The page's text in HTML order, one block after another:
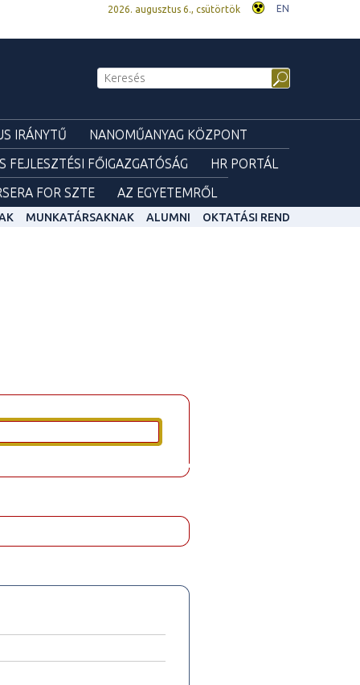
2026. augusztus 6., csütörtök EN
IRÁNYTŰ
NANOMŰANYAG KÖZPONT
FEJLESZTÉSI FŐIGAZGATÓSÁG
HR PORTÁL
FOR SZTE AZ EGYETEMRŐL
MUNKATÁRSAKNAK ALUMNI OKTATÁSI REND